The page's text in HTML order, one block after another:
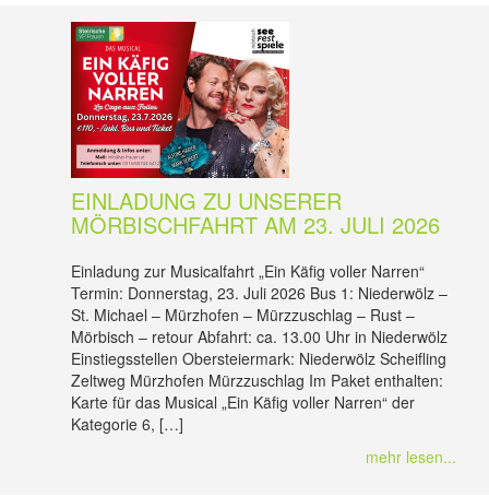
EINLADUNG ZU UNSERER
MÖRBISCHFAHRT AM 23. JULI 2026
Einladung zur Musicalfahrt „Ein Käfig voller Narren“
Termin: Donnerstag, 23. Juli 2026 Bus 1: Niederwölz –
St. Michael – Mürzhofen – Mürzzuschlag – Rust –
Mörbisch – retour Abfahrt: ca. 13.00 Uhr in Niederwölz
Einstiegsstellen Obersteiermark: Niederwölz Scheifling
Zeltweg Mürzhofen Mürzzuschlag Im Paket enthalten:
Karte für das Musical „Ein Käfig voller Narren“ der
Kategorie 6, […]
mehr lesen...